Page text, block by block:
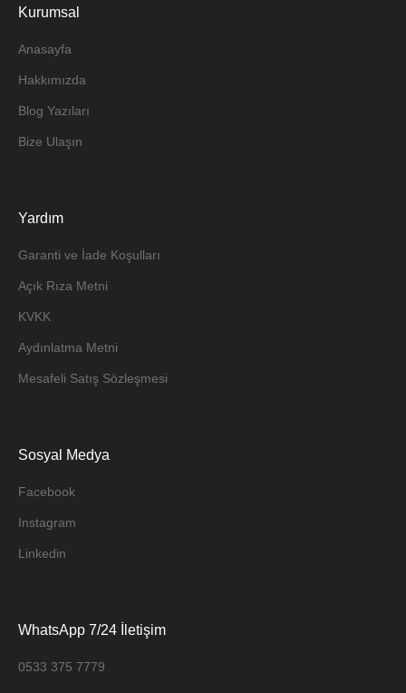
Kurumsal
Anasayfa
Hakkımızda
Blog Yazıları
Bize Ulaşın
Yardım
Garanti ve İade Koşulları
Açık Rıza Metni
KVKK
Aydınlatma Metni
Mesafeli Satış Sözleşmesi
Sosyal Medya
Facebook
Instagram
Linkedin
WhatsApp 7/24 İletişim
0533 375 7779